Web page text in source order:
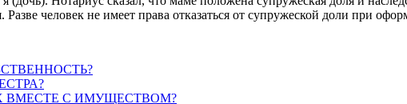
Разве человек не имеет права отказаться от супружеской доли при
С ИМУЩЕСТВОМ?